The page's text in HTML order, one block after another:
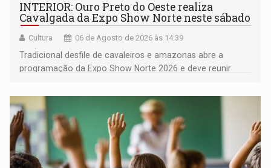
INTERIOR: Ouro Preto do Oeste realiza
Cavalgada da Expo Show Norte neste sábado
Cultura 06 de Agosto de 2026 às 14:39
Tradicional desfile de cavaleiros e amazonas abre a
programação da Expo Show Norte 2026 e deve reunir